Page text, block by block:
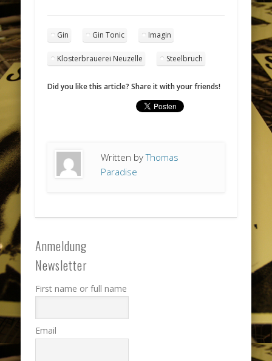
Gin Gin Tonic Imagin
Klosterbrauerei Neuzelle Steelbruch
Did you like this article? Share it with your friends!
Written byThomas
Paradise
Anmeldung
Newsletter
First name or full name
Email